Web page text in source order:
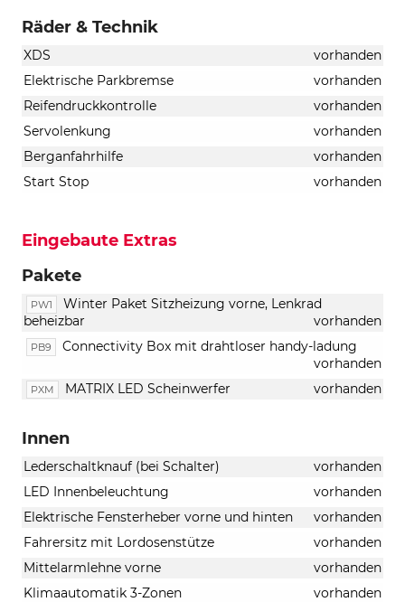
Räder & Technik
XDS
vorhanden
Elektrische Parkbremse
vorhanden
Reifendruckkontrolle
vorhanden
Servolenkung
vorhanden
Berganfahrhilfe
vorhanden
Start Stop
vorhanden
Eingebaute Extras
Pakete
PW1
Winter Paket Sitzheizung vorne, Lenkrad
beheizbar
vorhanden
PB9
Connectivity Box mit drahtloser handy-ladung
vorhanden
PXM MATRIX LED Scheinwerfer vorhanden
Innen
Lederschaltknauf (bei Schalter)
vorhanden
LED Innenbeleuchtung
vorhanden
Elektrische Fensterheber vorne und hinten
vorhanden
Fahrersitz mit Lordosenstütze
vorhanden
Mittelarmlehne vorne
vorhanden
Klimaautomatik 3-Zonen
vorhanden